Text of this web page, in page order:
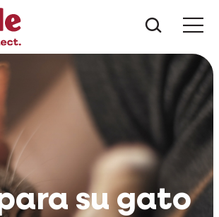
su gato